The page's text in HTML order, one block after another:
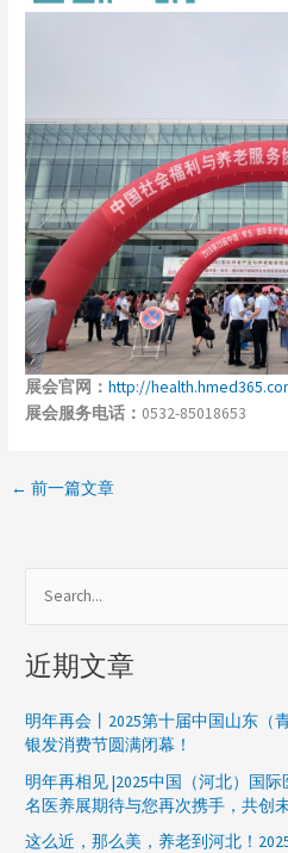
展会官网：http://
展会服务电话： 0532-85018653
← 前一篇文章
：
近期文章
明年再会丨2025第十届中国山东（
银发消费节圆满闭幕！
明年再相见 |2025中国（河北）国
名医养展期待与您再次携手，共创
这么近，那么美，养老到河北！